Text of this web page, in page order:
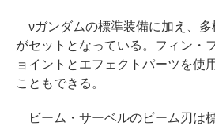
νガンダムの標準装備に加え、多
がセットとなっている。フィン・
ョイントとエフェクトパーツを使
こともできる。
ビーム・サーベルのビーム刃は